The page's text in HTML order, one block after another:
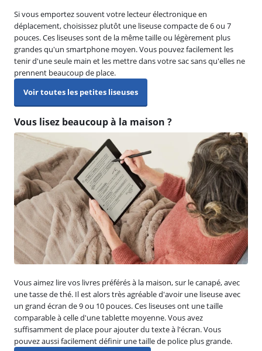
Si vous emportez souvent votre lecteur électronique en
déplacement, choisissez plutôt une liseuse compacte de 6 ou 7
pouces. Ces liseuses sont de la même taille ou légèrement plus
grandes qu'un smartphone moyen. Vous pouvez facilement les
tenir d'une seule main et les mettre dans votre sac sans qu'elles ne
prennent beaucoup de place.
Voir toutes les petites liseuses
Vous lisez beaucoup à la maison ?
Vous aimez lire vos livres préférés à la maison, sur le canapé, avec
une tasse de thé. Il est alors très agréable d'avoir une liseuse avec
un grand écran de 9 ou 10 pouces. Ces liseuses ont une taille
comparable à celle d'une tablette moyenne. Vous avez
suffisamment de place pour ajouter du texte à l'écran. Vous
pouvez aussi facilement définir une taille de police plus grande.